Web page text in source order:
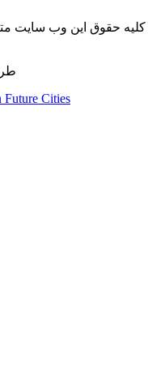
کلیه حقوق این وب سایت
Future Cities